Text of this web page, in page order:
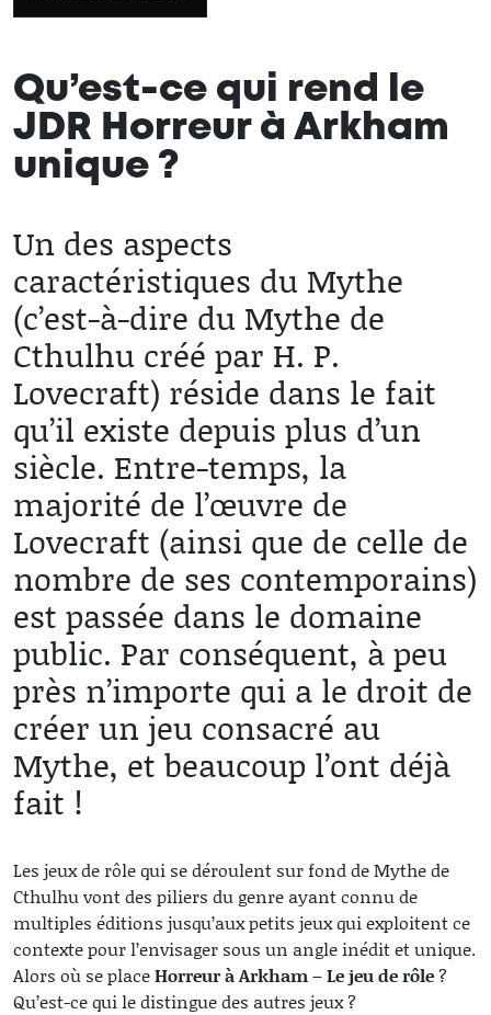
Qu’est-ce qui rend le
JDR Horreur à Arkham
unique ?
Un des aspects
caractéristiques du Mythe
(c’est-à-dire du Mythe de
Cthulhu créé par H. P.
Lovecraft) réside dans le fait
qu’il existe depuis plus d’un
siècle. Entre-temps, la
majorité de l’œuvre de
Lovecraft (ainsi que de celle de
nombre de ses contemporains)
est passée dans le domaine
public. Par conséquent, à peu
près n’importe qui a le droit de
créer un jeu consacré au
Mythe, et beaucoup l’ont déjà
fait !
Les jeux de rôle qui se déroulent sur fond de Mythe de
Cthulhu vont des piliers du genre ayant connu de
multiples éditions jusqu’aux petits jeux qui exploitent ce
contexte pour l’envisager sous un angle inédit et unique.
Alors où se placeHorreur à Arkham – Le jeu de rôle ?
Qu’est-ce qui le distingue des autres jeux ?